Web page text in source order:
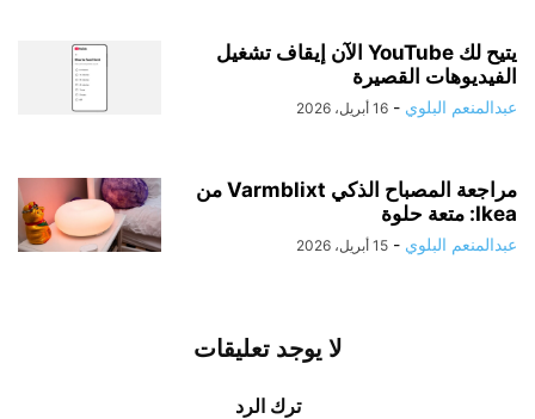
يتيح لك YouTube الآن إيقاف تشغيل
الفيديوهات القصيرة
عبدالمنعم البلوي - 16 أبريل، 2026
مراجعة المصباح الذكي Varmblixt من
Ikea: متعة حلوة
عبدالمنعم البلوي - 15 أبريل، 2026
لا يوجد تعليقات
ترك الرد